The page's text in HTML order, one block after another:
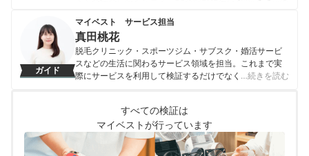
のクライアントを担当し数多くのボディメイク実績を有
しクライアントをボディメイク成功に導く。
渡邉憲治のプロフィール
ガイド
マイベスト サービス担当
真田桃花
脱毛クリニック・スポーツジム・サブスク・婚活サービ
スなどの生活に関わるサービス領域を担当。これまで実
際にサービスを利用して検証するだけでなく、医師や婚
からこそ、徹底検証を通じて全ユーザーが選びやすい情
報を届ける」ことをモットーに活動している。
真田桃花のプロフィール
…続きを読む
すべての検証は
マイベストが行っています